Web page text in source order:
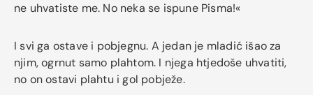
ne uhvatiste me. No neka se ispune Pisma!«
I svi ga ostave i pobjegnu. A jedan je mladić išao za
njim, ogrnut samo plahtom. I njega htjedoše uhvatiti,
no on ostavi plahtu i gol pobježe.